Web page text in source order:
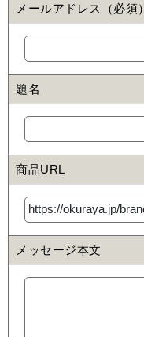
メールアドレス（必須）
題名
商品URL
メッセージ本文